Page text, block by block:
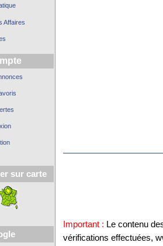
Affaires
sur carte
Important : Le contenu
vérifications effectuées,